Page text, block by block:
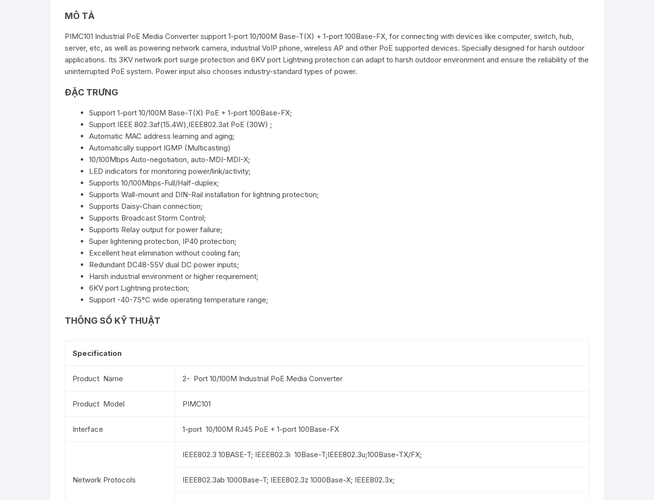
MÔ TẢ
PIMC101 Industrial PoE Media Converter support 1-port 10/100M Base-T(X) + 1-port 100Base-FX, for connecting with devices like computer, switch, hub,
server, etc, as well as powering network camera, industrial VoIP phone, wireless AP and other PoE supported devices. Specially designed for harsh outdoor
applications. Its 3KV network port surge protection and 6KV port Lightning protection can adapt to harsh outdoor environment and ensure the reliability of the
uninterrupted PoE system. Power input also chooses industry-standard types of power.
ĐẶC TRƯNG
Support 1-port 10/100M Base-T(X) PoE + 1-port 100Base-FX;
Support IEEE 802.3af(15.4W),IEEE802.3at PoE (30W) ;
Automatic MAC address learning and aging;
Automatically support IGMP (Multicasting)
10/100Mbps Auto-negotiation, auto-MDI-MDI-X;
LED indicators for monitoring power/link/activity;
Supports 10/100Mbps-Full/Half-duplex;
Supports Wall-mount and DIN-Rail installation for lightning protection;
Supports Daisy-Chain connection;
Supports Broadcast Storm Control;
Supports Relay output for power failure;
Super lightening protection, IP40 protection;
Excellent heat elimination without cooling fan;
Redundant DC48-55V dual DC power inputs;
Harsh industrial environment or higher requirement;
6KV port Lightning protection;
Support -40-75°C wide operating temperature range;
THÔNG SỐ KỸ THUẬT
Specification
Product Name 2- Port 10/100M Industrial PoE Media Converter
Product Model PIMC101
Interface 1-port 10/100M RJ45 PoE + 1-port 100Base-FX
Network Protocols
IEEE802.3 10BASE-T; IEEE802.3i 10Base-T;IEEE802.3u;100Base-TX/FX;
IEEE802.3ab 1000Base-T; IEEE802.3z 1000Base-X; IEEE802.3x;